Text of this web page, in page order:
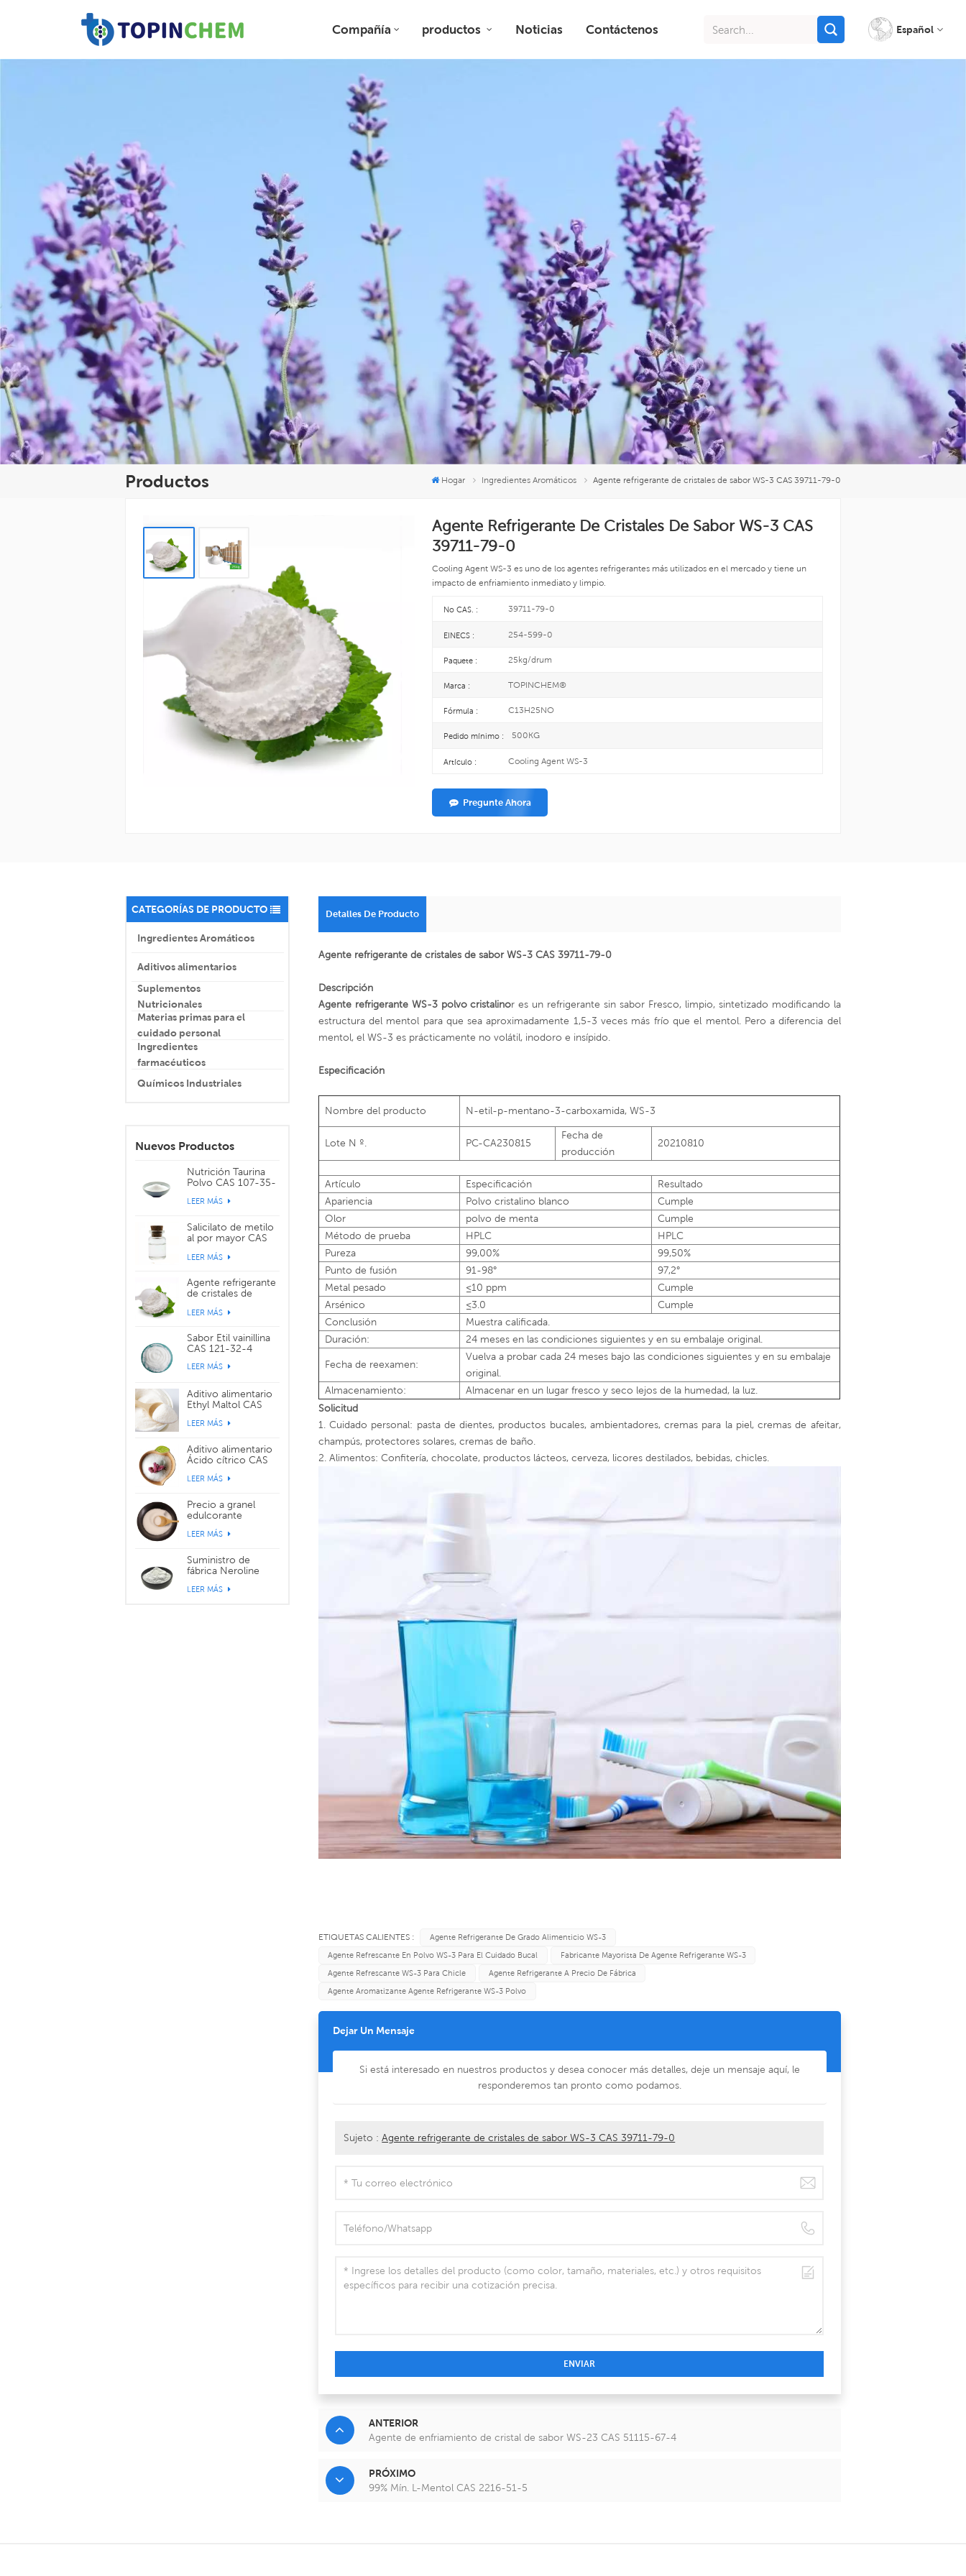
Compañía productos Noticias Contáctenos Español
Productos Hogar Ingredientes Aromáticos Agente refrigerante de cristales de sabor WS-3 CAS 39711-79-0
Agente Refrigerante De Cristales De Sabor WS-3 CAS
39711-79-0
Cooling Agent WS-3 es uno de los agentes refrigerantes más utilizados en el mercado y tiene un
impacto de enfriamiento inmediato y limpio.
No CAS. : 39711-79-0
EINECS : 254-599-0
Paquete : 25kg/drum
Marca : TOPINCHEM®
Fórmula : C13H25NO
Pedido mínimo : 500KG
Artículo : Cooling Agent WS-3
Pregunte Ahora
CATEGORÍAS DE PRODUCTO
Ingredientes Aromáticos
Aditivos alimentarios
Suplementos
Nutricionales
Materias primas para el
cuidado personal
Ingredientes
farmacéuticos
Químicos Industriales
Nuevos Productos
Nutrición Taurina
Polvo CAS 107-35-
LEER MÁS
Salicilato de metilo
al por mayor CAS
LEER MÁS
Agente refrigerante
de cristales de
39711-79-0
LEER MÁS
Sabor Etil vainillina
CAS 121-32-4
LEER MÁS
Aditivo alimentario
Ethyl Maltol CAS
LEER MÁS
Aditivo alimentario
Ácido cítrico CAS
LEER MÁS
Precio a granel
edulcorante
sucralosa CAS
LEER MÁS
Suministro de
fábrica Neroline
04-9
LEER MÁS
Detalles De Producto
Agente refrigerante de cristales de sabor WS-3 CAS 39711-79-0
Descripción
Agente refrigerante WS-3 polvo cristalinor es un refrigerante sin sabor Fresco, limpio, sintetizado modificando la
estructura del mentol para que sea aproximadamente 1,5-3 veces más frío que el mentol. Pero a diferencia del
mentol, el WS-3 es prácticamente no volátil, inodoro e insípido.
Especificación
Nombre del producto N-etil-p-mentano-3-carboxamida, WS-3
Lote N º. PC-CA230815
Fecha de
producción
20210810
Artículo Especificación
Resultado
Apariencia
Polvo cristalino blanco
Cumple
Olor
polvo de menta
Cumple
Método de prueba
HPLC
HPLC
Pureza
99,00%
99,50%
Punto de fusión
91-98°
97,2°
Metal pesado
≤10 ppm
Cumple
Arsénico
≤3.0
Cumple
Conclusión
Muestra calificada.
Duración:
24 meses en las condiciones siguientes y en su embalaje original.
Fecha de reexamen:
Vuelva a probar cada 24 meses bajo las condiciones siguientes y en su embalaje
original.
Almacenamiento:
Almacenar en un lugar fresco y seco lejos de la humedad, la luz.
Solicitud
1. Cuidado personal: pasta de dientes, productos bucales, ambientadores, cremas para la piel, cremas de afeitar,
champús, protectores solares, cremas de baño.
2. Alimentos: Confitería, chocolate, productos lácteos, cerveza, licores destilados, bebidas, chicles.
ETIQUETAS CALIENTES :
Agente Refrigerante De Grado Alimenticio WS-3
Agente Refrescante En Polvo WS-3 Para El Cuidado Bucal
Fabricante Mayorista De Agente Refrigerante WS-3
Agente Refrescante WS-3 Para Chicle
Agente Refrigerante A Precio De Fábrica
Agente Aromatizante Agente Refrigerante WS-3 Polvo
Dejar Un Mensaje
Si está interesado en nuestros productos y desea conocer más detalles, deje un mensaje aquí, le
responderemos tan pronto como podamos.
Sujeto :Agente refrigerante de cristales de sabor WS-3 CAS 39711-79-0
ENVIAR
ANTERIOR
Agente de enfriamiento de cristal de sabor WS-23 CAS 51115-67-4
PRÓXIMO
99% Mín. L-Mentol CAS 2216-51-5